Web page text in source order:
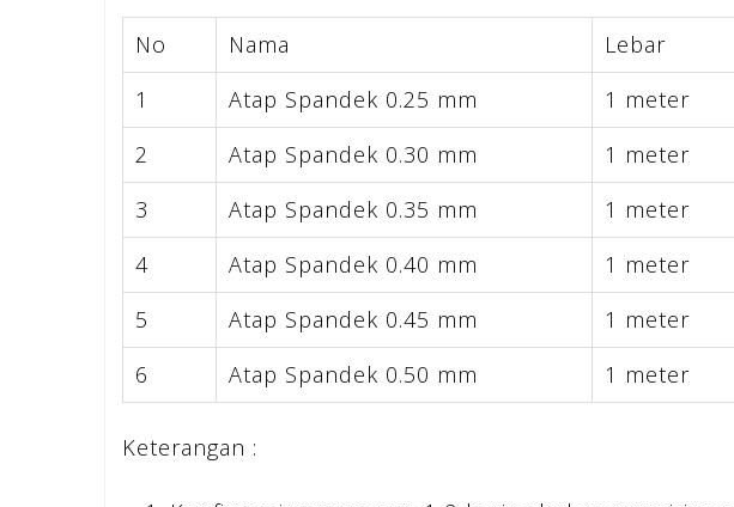
No Nama Lebar
1
Atap Spandek 0.25 mm 1 meter
2
Atap Spandek 0.30 mm 1 meter
3
Atap Spandek 0.35 mm 1 meter
4
Atap Spandek 0.40 mm 1 meter
5
Atap Spandek 0.45 mm 1 meter
6
Atap Spandek 0.50 mm 1 meter
Keterangan :